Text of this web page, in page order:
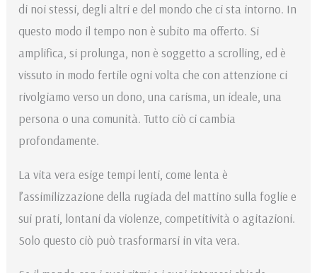
di noi stessi, degli altri e del mondo che ci sta intorno. In
questo modo il tempo non è subito ma offerto. Si
amplifica, si prolunga, non è soggetto a scrolling, ed è
vissuto in modo fertile ogni volta che con attenzione ci
rivolgiamo verso un dono, una carisma, un ideale, una
persona o una comunità. Tutto ciò ci cambia
profondamente.
La vita vera esige tempi lenti, come lenta è
l’assimilizzazione della rugiada del mattino sulla foglie e
sui prati, lontani da violenze, competitività o agitazioni.
Solo questo ciò può trasformarsi in vita vera.